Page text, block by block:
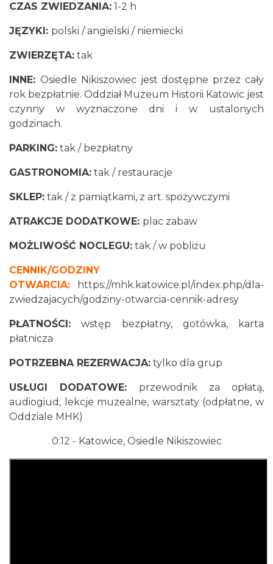
CZAS ZWIEDZANIA: 1-2 h
JĘZYKI: polski / angielski / niemiecki
ZWIERZĘTA: tak
INNE: Osiedle Nikiszowiec jest dostępne przez cały
rok bezpłatnie. Oddział Muzeum Historii Katowic jest
czynny w wyznaczone dni i w ustalonych
godzinach.
PARKING: tak / bezpłatny
GASTRONOMIA: tak / restauracje
SKLEP: tak / z pamiątkami, z art. spożywczymi
ATRAKCJE DODATKOWE: plac zabaw
MOŻLIWOŚĆ NOCLEGU: tak / w pobliżu
CENNIK/GODZINY
OTWARCIA:
https://mhk.katowice.pl/index.php/dla-
zwiedzajacych/godziny-otwarcia-cennik-adresy
PŁATNOŚCI: wstęp bezpłatny, gotówka, karta
płatnicza
POTRZEBNA REZERWACJA: tylko dla grup
USŁUGI DODATOWE: przewodnik za opłatą,
audiogiud, lekcje muzealne, warsztaty (odpłatne, w
Oddziale MHK)
0:12 - Katowice, Osiedle Nikiszowiec